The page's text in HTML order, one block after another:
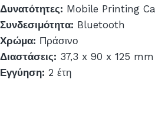
Δυνατότητες: Mobile Printing
Συνδεσιμότητα: Bluetooth
Χρώμα: Πράσινο
Διαστάσεις: 37,3 x 90 x 125 mm
Εγγύηση: 2 έτη